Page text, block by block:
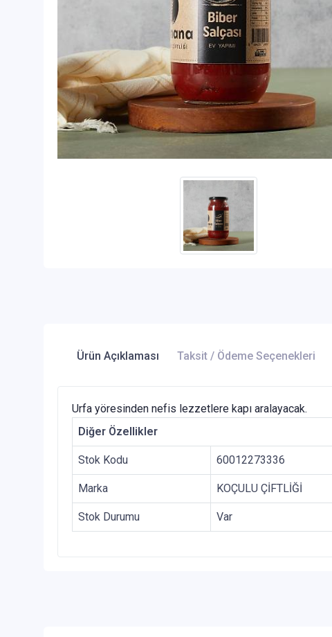
Ürün Açıklaması Taksit / Ödeme Seçenekleri
Urfa yöresinden nefis lezzetlere kapı aralayacak.
Diğer Özellikler
Stok Kodu 60012273336
Marka KOÇULU ÇİFTLİĞİ
Stok Durumu Var